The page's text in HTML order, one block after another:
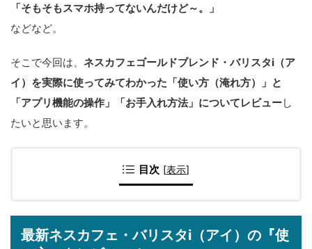
「そもそもスマホ持ってないんだけど～。」
などなど。
そこで今回は、 ネスカフェゴールドブレンド・バリスタi（ア
イ）を実際に使ってみてわかった「使い方（淹れ方）」と
「アプリ機能の操作」「お手入れ方法」についてレビューし
たいと思います。
目次 [表示]
最新ネスカフェ・バリスタi（アイ）の『使